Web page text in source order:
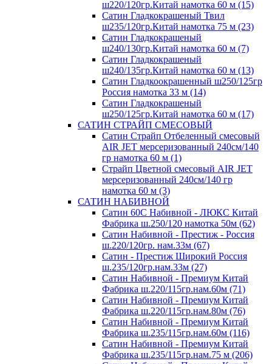
ш220/120гр.Китай намотка 60 м (15)
Сатин Гладкокрашеный Твил
ш235/120гр.Китай намотка 75 м (23)
Сатин Гладкокрашеный
ш240/130гр.Китай намотка 60 м (7)
Сатин Гладкокрашеный
ш240/135гр.Китай намотка 60 м (13)
Сатин Гладкоокрашенный ш250/125гр
Россия намотка 33 м (14)
Сатин Гладкокрашеный
ш250/125гр.Китай намотка 60 м (17)
САТИН СТРАЙП СМЕСОВЫЙ
Сатин Страйп Отбеленный смесовый
AIR JET мерсеризованный 240см/140
гр намотка 60 м (1)
Страйп Цветной смесовый AIR JET
мерсеризованный 240см/140 гр
намотка 60 м (3)
САТИН НАБИВНОЙ
Сатин 60С Набивной - ЛЮКС Китай
Фабрика ш.250/120 намотка 50м (62)
Сатин Набивной - Престиж - Россия
ш.220/120гр. нам.33м (67)
Сатин - Престиж Широкий Россия
ш.235/120гр.нам.33м (27)
Сатин Набивной - Премиум Китай
Фабрика ш.220/115гр.нам.60м (71)
Сатин Набивной - Премиум Китай
Фабрика ш.220/115гр.нам.80м (76)
Сатин Набивной - Премиум Китай
Фабрика ш.235/115гр.нам.60м (116)
Сатин Набивной - Премиум Китай
Фабрика ш.235/115гр.нам.75 м (206)